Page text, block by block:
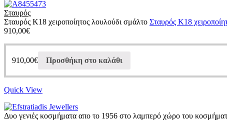
Σταυρός
Σταυρός Κ18 χειροποίητος λουλούδι σμάλτο Σταυρός Κ18
910,00€
910,00€ Προσθήκη στο καλάθι
Quick View
Δυο γενιές κοσμήματα απο το 1956 στο λαμπερό χώρο του